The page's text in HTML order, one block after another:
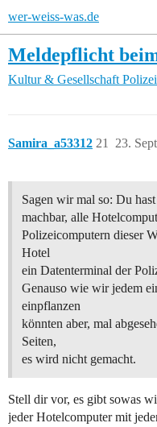
wer-weiss-was.de
Meldepflicht
Kultur & Gesellschaft
Samira_a53312 23.
21
Sagen wir mal so: Du
machbar, alle
Polizeicomputern dieser
Hotel
ein Datenterminal der
Genauso wie wir jedem
einpflanzen
könnten aber, mal
Seiten,
es wird nicht gemacht.
Stell dir vor, es gibt sowas
jeder Hotelcomputer mit